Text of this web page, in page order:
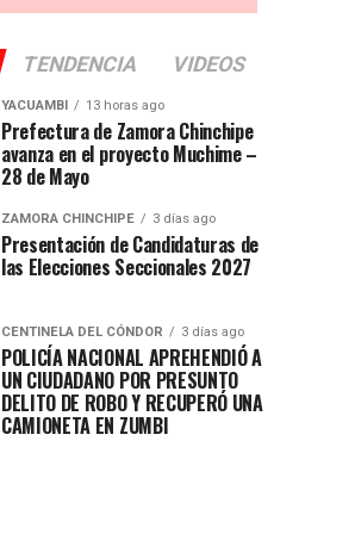
TENDENCIA VIDEOS
YACUAMBI 13 horas ago
Prefectura de Zamora Chinchipe
avanza en el proyecto Muchime –
28 de Mayo
ZAMORA CHINCHIPE 3 días ago
Presentación de Candidaturas de
las Elecciones Seccionales 2027
CENTINELA DEL CÓNDOR 3 días ago
POLICÍA NACIONAL APREHENDIÓ A
UN CIUDADANO POR PRESUNTO
DELITO DE ROBO Y RECUPERÓ UNA
CAMIONETA EN ZUMBI